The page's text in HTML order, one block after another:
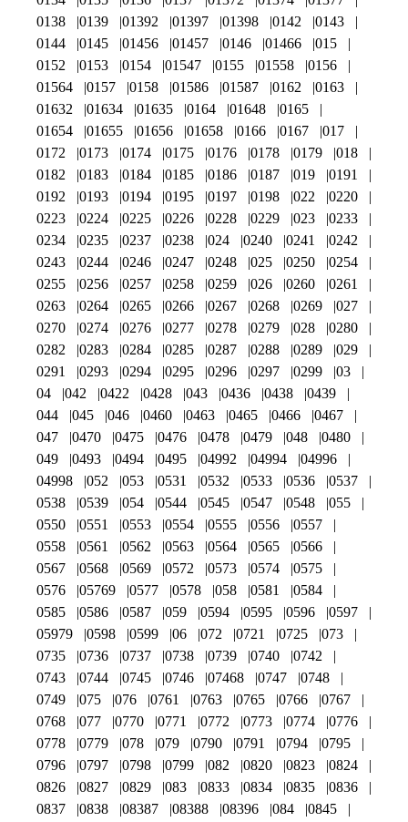
0138
0139 01392 01397 01398 0142
0143
0144
0145 01456 01457 0146 01466
015
0152
0153 0154 01547 0155 01558
0156
01564
0157 0158 01586 01587 0162
0163
01632
01634 01635 0164 01648
0165
01654
01655 01656 01658 0166 0167
017
0172
0173 0174 0175 0176 0178 0179
018
0182
0183 0184 0185 0186 0187 019
0191
0192
0193 0194 0195 0197 0198 022
0220
0223
0224 0225 0226 0228 0229 023
0233
0234
0235 0237 0238 024 0240 0241
0242
0243
0244 0246 0247 0248 025 0250
0254
0255
0256 0257 0258 0259 026 0260
0261
0263
0264 0265 0266 0267 0268 0269
027
0270
0274 0276 0277 0278 0279 028
0280
0282
0283 0284 0285 0287 0288 0289
029
0291
0293 0294 0295 0296 0297 0299
03
04
042 0422 0428 043 0436 0438
0439
044
045 046 0460 0463 0465 0466
0467
047
0470 0475 0476 0478 0479 048
0480
049
0493 0494 0495 04992 04994
04996
04998
052 053 0531 0532 0533 0536
0537
0538
0539 054 0544 0545 0547 0548
055
0550
0551 0553 0554 0555 0556
0557
0558
0561 0562 0563 0564 0565
0566
0567
0568 0569 0572 0573 0574
0575
0576
05769 0577 0578 058 0581
0584
0585
0586 0587 059 0594 0595 0596
0597
05979
0598 0599 06 072 0721 0725
073
0735
0736 0737 0738 0739 0740
0742
0743
0744 0745 0746 07468 0747
0748
0749
075 076 0761 0763 0765 0766
0767
0768
077 0770 0771 0772 0773 0774
0776
0778
0779 078 079 0790 0791 0794
0795
0796
0797 0798 0799 082 0820 0823
0824
0826
0827 0829 083 0833 0834 0835
0836
0837
0838 08387 08388 08396 084
0845